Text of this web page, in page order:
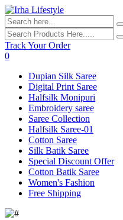
Track Your Order
0
Dupian Silk Saree
Digital Print Saree
Halfsilk Monipuri
Embroidery saree
Saree Collection
Halfsilk Saree-01
Cotton Saree
Silk Batik Saree
Special Discount Offer
Cotton Batik Saree
Women's Fashion
Free Shipping